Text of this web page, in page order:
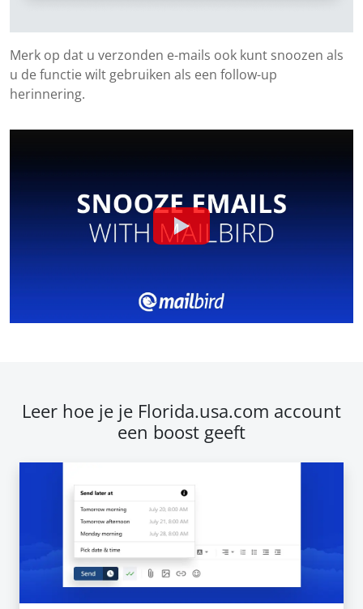
Merk op dat u verzonden e-mails ook kunt snoozen als
u de functie wilt gebruiken als een follow-up
herinnering.
Leer hoe je je Florida.usa.com account
een boost geeft